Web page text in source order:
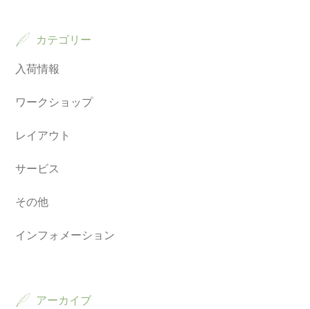
カテゴリー
入荷情報
ワークショップ
レイアウト
サービス
その他
インフォメーション
アーカイブ